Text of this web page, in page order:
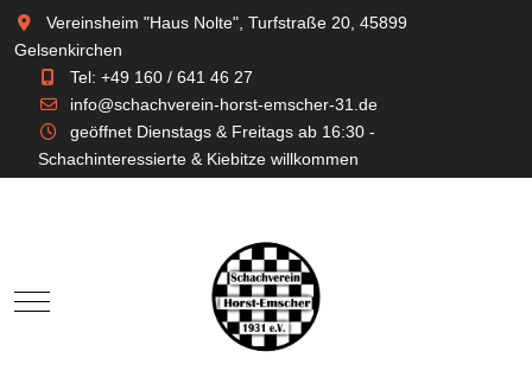
Vereinsheim "Haus Nolte", Turfstraße 20, 45899
Gelsenkirchen
Tel: +49 160 / 641 46 27
info@schachverein-horst-emscher-31.de
geöffnet Dienstags & Freitags ab 16:30 -
Schachinteressierte & Kiebitze willkommen
Mobile Menu Toggle